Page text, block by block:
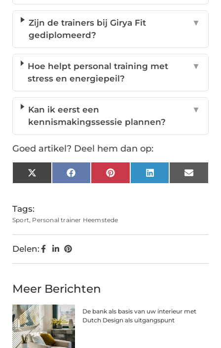
Zijn de trainers bij Girya Fit
gediplomeerd?
▼
Hoe helpt personal training met
stress en energiepeil?
▼
Kan ik eerst een
kennismakingssessie plannen?
▼
Goed artikel? Deel hem dan op:
X
(Twitter)
FacebookPinterestLinkedInEmail
Tags:
Sport, Personal trainer Heemstede
Delen:
Meer Berichten
De bank als basis van uw interieur met
Dutch Design als uitgangspunt